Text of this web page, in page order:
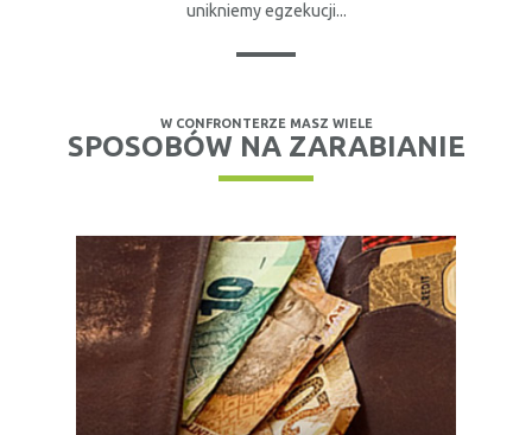
unikniemy egzekucji...
W CONFRONTERZE MASZ WIELE
SPOSOBÓW NA ZARABIANIE